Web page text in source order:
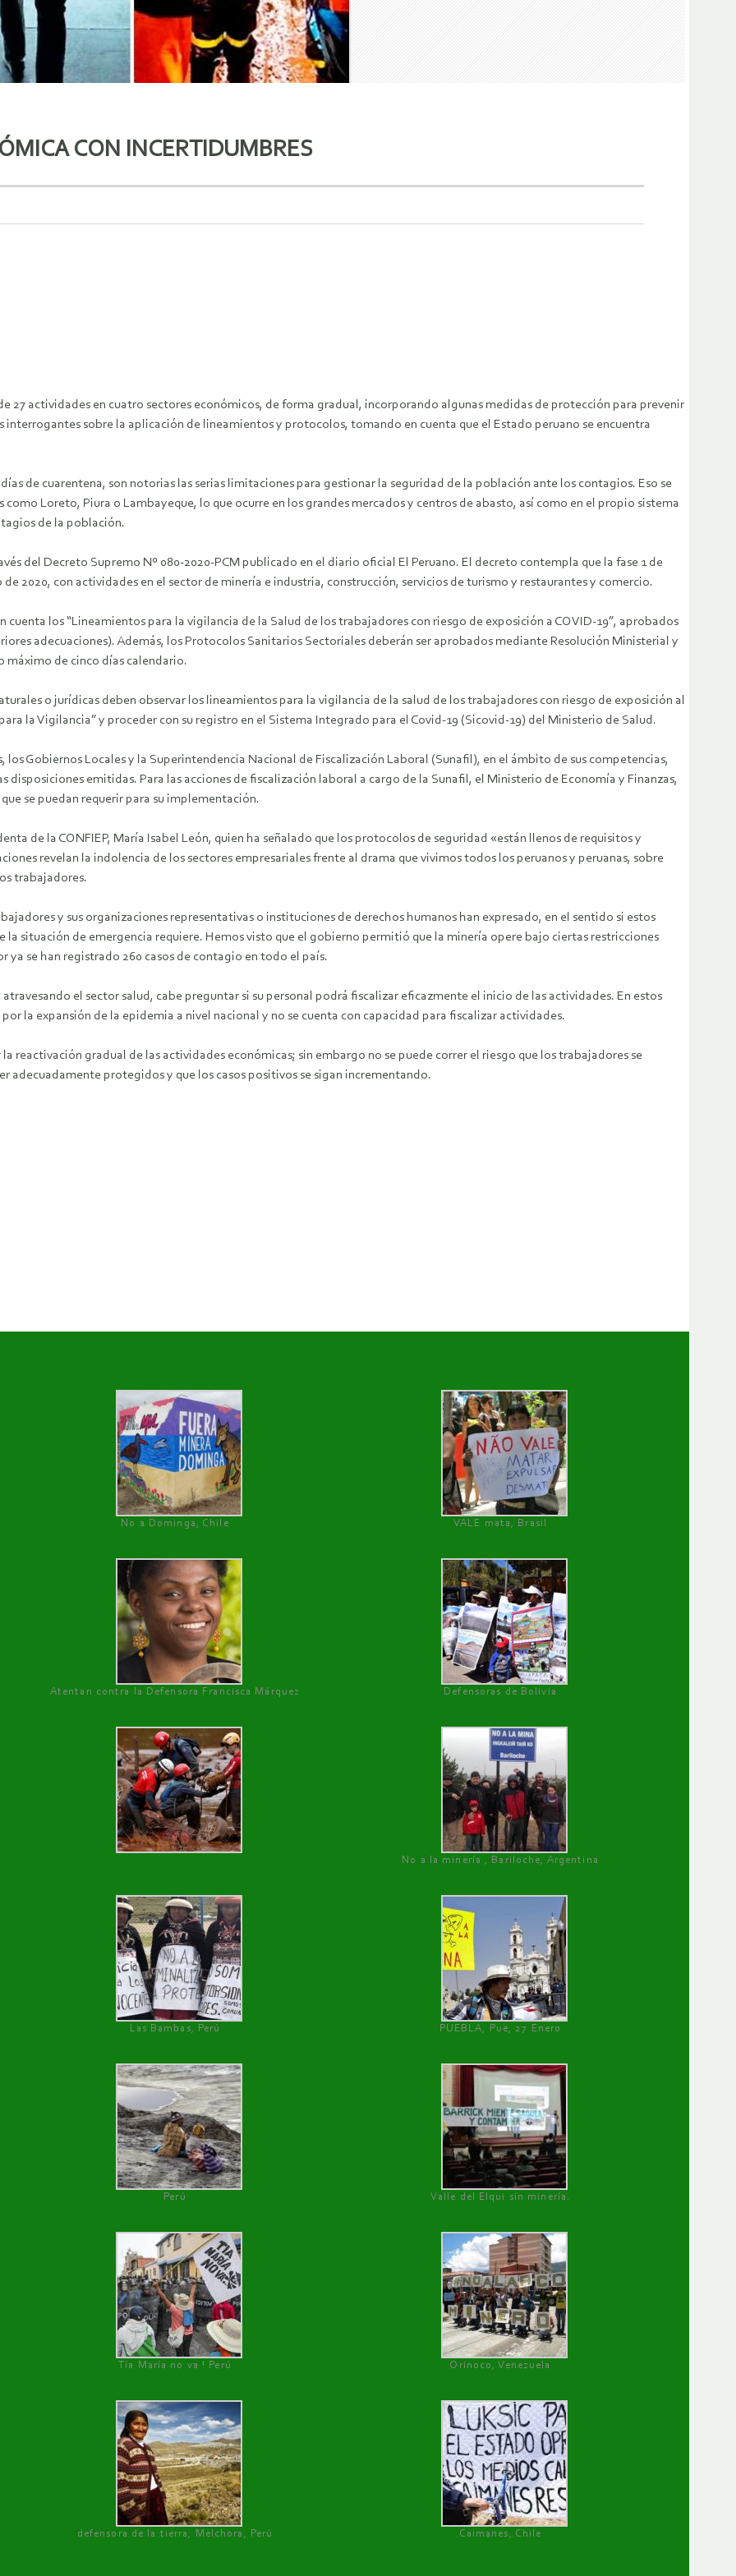
CON INCERTIDUMBRES
27 actividades en cuatro sectores económicos, de forma gradual, incorporando algunas medidas de protección para prevenir
interrogantes sobre la aplicación de lineamientos y protocolos, tomando en cuenta que el Estado peruano se encuentra
de cuarentena, son notorias las serias limitaciones para gestionar la seguridad de la población ante los contagios. Eso se
Loreto, Piura o Lambayeque, lo que ocurre en los grandes mercados y centros de abasto, así como en el propio sistema
de la población.
del Decreto Supremo Nº 080-2020-PCM publicado en el diario oficial El Peruano. El decreto contempla que la fase 1 de
de 2020, con actividades en el sector de minería e industria, construcción, servicios de turismo y restaurantes y comercio.
los “Lineamientos para la vigilancia de la Salud de los trabajadores con riesgo de exposición a COVID-19”, aprobados
adecuaciones). Además, los Protocolos Sanitarios Sectoriales deberán ser aprobados mediante Resolución Ministerial y
máximo de cinco días calendario.
o jurídicas deben observar los lineamientos para la vigilancia de la salud de los trabajadores con riesgo de exposición al
la Vigilancia” y proceder con su registro en el Sistema Integrado para el Covid-19 (Sicovid-19) del Ministerio de Salud.
Gobiernos Locales y la Superintendencia Nacional de Fiscalización Laboral (Sunafil), en el ámbito de sus competencias,
emitidas. Para las acciones de fiscalización laboral a cargo de la Sunafil, el Ministerio de Economía y Finanzas,
se puedan requerir para su implementación.
de la CONFIEP, María Isabel León, quien ha señalado que los protocolos de seguridad «están llenos de requisitos y
revelan la indolencia de los sectores empresariales frente al drama que vivimos todos los peruanos y peruanas, sobre
trabajadores.
y sus organizaciones representativas o instituciones de derechos humanos han expresado, en el sentido si estos
la situación de emergencia requiere. Hemos visto que el gobierno permitió que la minería opere bajo ciertas restricciones
ya se han registrado 260 casos de contagio en todo el país.
el sector salud, cabe preguntar si su personal podrá fiscalizar eficazmente el inicio de las actividades. En estos
la expansión de la epidemia a nivel nacional y no se cuenta con capacidad para fiscalizar actividades.
reactivación gradual de las actividades económicas; sin embargo no se puede correr el riesgo que los trabajadores se
adecuadamente protegidos y que los casos positivos se sigan incrementando.
No a Dominga, Chile
VALE mata, Brasil
Atentan contra la Defensora Francisca Márquez Defensoras de Bolivia
No a la minería , Bariloche, Argentina
Las Bambas, Perú PUEBLA, Pue, 27 Enero
Perú Valle del Elqui sin minería.
Tía María no va ! Perú Orinoco, Venezuela
defensora de la tierra, Melchora, Perú Caimanes, Chile